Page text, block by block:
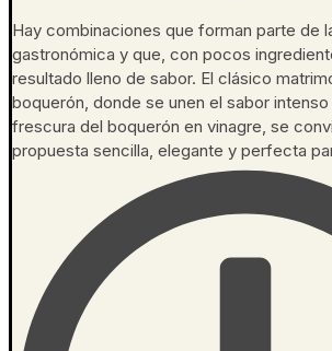
Hay combinaciones que forman parte de
gastronómica y que, con pocos
resultado lleno de sabor. El clásico
boquerón, donde se unen el sabor
frescura del boquerón en vinagre, se
propuesta sencilla, elegante y perfecta